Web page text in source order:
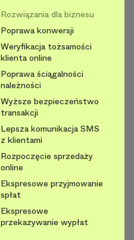
Rozwiązania dla biznesu
Poprawa konwersji
Weryfikacja tożsamości
klienta online
Poprawa ściągalności
należności
Wyższe bezpieczeństwo
transakcji
Lepsza komunikacja SMS
z klientami
Rozpoczęcie sprzedaży
online
Ekspresowe przyjmowanie
spłat
Ekspresowe
przekazywanie wypłat